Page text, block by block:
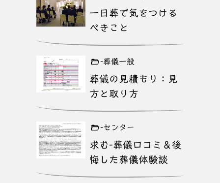
一日葬で気をつける
べきこと
-葬儀一般
葬儀の見積もり：見
方と取り方
-センター
求む-葬儀口コミ＆後
悔した葬儀体験談